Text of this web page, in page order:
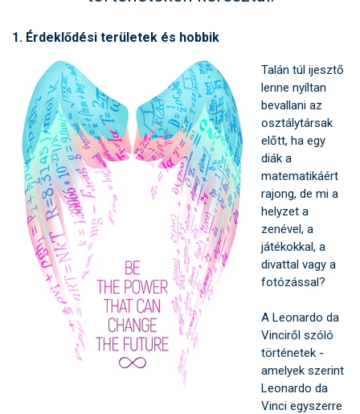
1. Érdeklődési területek és hobbik
Talán túl ijesztő
lenne nyíltan
bevallani az
osztálytársak
előtt, ha egy
diák a
matematikáért
rajong, de mi a
helyzet a
zenével, a
játékokkal, a
divattal vagy a
fotózással?
A Leonardo da
Vinciről szóló
történetek -
amelyek szerint
Leonardo da
Vinci egyszerre